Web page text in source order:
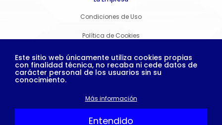
Condiciones de Uso
Política de Cookies
Política de Privacidad
Síguenos:
Copyright © 2026 Exelent. Todos los derechos
Este sitio web únicamente utiliza cookies propias
con finalidad técnica, no recaba ni cede datos de
carácter personal de los usuarios sin su
conocimiento.
Más información
Entendido